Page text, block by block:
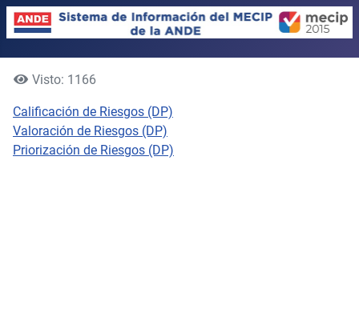
Visto: 1166
Calificación de Riesgos (DP)
Valoración de Riesgos (DP)
Priorización de Riesgos (DP)